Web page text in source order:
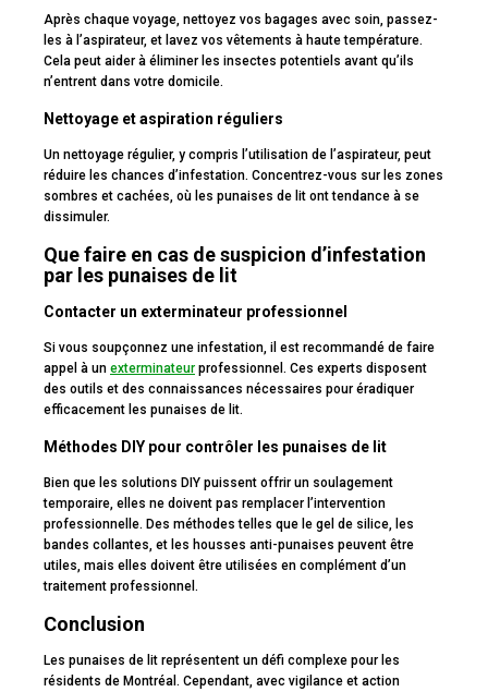
Après chaque voyage, nettoyez vos bagages avec soin, passez-
les à l’aspirateur, et lavez vos vêtements à haute température.
Cela peut aider à éliminer les insectes potentiels avant qu’ils
n’entrent dans votre domicile.
Nettoyage et aspiration réguliers
Un nettoyage régulier, y compris l’utilisation de l’aspirateur, peut
réduire les chances d’infestation. Concentrez-vous sur les zones
sombres et cachées, où les punaises de lit ont tendance à se
dissimuler.
Que faire en cas de suspicion d’infestation
par les punaises de lit
Contacter un exterminateur professionnel
Si vous soupçonnez une infestation, il est recommandé de faire
appel à un exterminateur professionnel. Ces experts disposent
des outils et des connaissances nécessaires pour éradiquer
efficacement les punaises de lit.
Méthodes DIY pour contrôler les punaises de lit
Bien que les solutions DIY puissent offrir un soulagement
temporaire, elles ne doivent pas remplacer l’intervention
professionnelle. Des méthodes telles que le gel de silice, les
bandes collantes, et les housses anti-punaises peuvent être
utiles, mais elles doivent être utilisées en complément d’un
traitement professionnel.
Conclusion
Les punaises de lit représentent un défi complexe pour les
résidents de Montréal. Cependant, avec vigilance et action